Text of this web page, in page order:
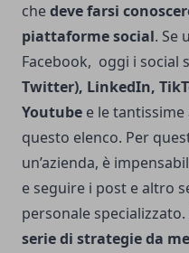
chedeve farsi
piattaforme social. Se
Facebook, oggi i social
Twitter), LinkedIn,
Youtube e le
questo elenco. Per
un’azienda, è
e seguire i post e altro
personale
serie di strategie da